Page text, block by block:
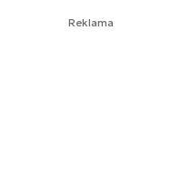
Reklama